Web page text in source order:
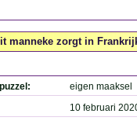
manneke zorgt in
eigen maaksel
10 februari